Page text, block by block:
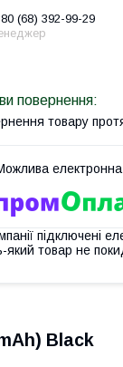
(68) 392-99-29
товару
підключені
який товар не
Black